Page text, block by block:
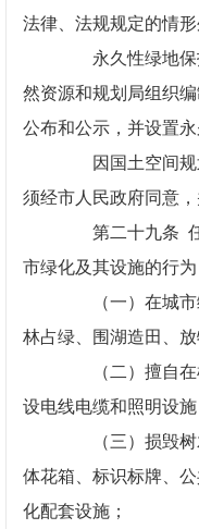
法律、法规规定的情
永久性绿地保
然资源和规划局组织
公布和公示，并设置永
因国土空间规
须经市人民政府同意
第二十九条 任
市绿化及其设施的行为
（一）在城市
林占绿、围湖造田、
（二）擅自在
设电线电缆和照明设施
（三）损毁树
体花箱、标识标牌、
化配套设施；